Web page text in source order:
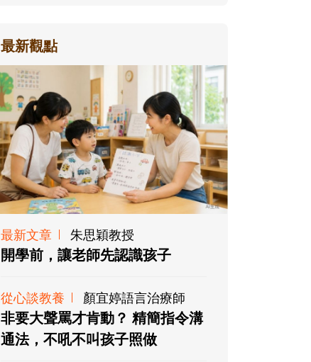
最新觀點
最新文章 朱思穎教授
開學前，讓老師先認識孩子
從心談教養 顏宜婷語言治療師
非要大聲罵才肯動？ 精簡指令溝
通法，不吼不叫孩子照做